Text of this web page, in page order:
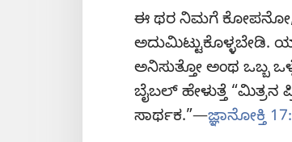
ಈ ಥರ ನಿಮಗೆ ಕೋಪನೋ,
ಅದುಮಿಟ್ಟುಕೊಳ್ಳಬೇಡಿ.
ಅನಿಸುತ್ತೋ ಅಂಥ ಒಬ್ಬ
ಬೈಬಲ್‌ ಹೇಳುತ್ತೆ “ಮಿತ್ರನ
ಸಾರ್ಥಕ.”—ಜ್ಞಾನೋಕ್ತಿ